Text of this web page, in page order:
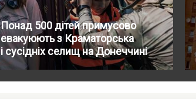
Понад 500 дітей примусово
евакуюють з Краматорська
і сусідніх селищ на Донеччині